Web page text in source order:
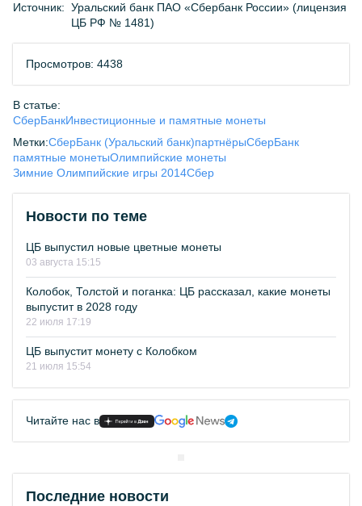
Источник: Уральский банк ПАО «Сбербанк России» (лицензия
ЦБ РФ № 1481)
Просмотров: 4438
В статье:
СберБанкИнвестиционные и памятные монеты
Метки:СберБанк (Уральский банк)партнёрыСберБанк
памятные монетыОлимпийские монеты
Зимние Олимпийские игры 2014Сбер
Новости по теме
ЦБ выпустил новые цветные монеты
03 августа 15:15
Колобок, Толстой и поганка: ЦБ рассказал, какие монеты
выпустит в 2028 году
22 июля 17:19
ЦБ выпустит монету с Колобком
21 июля 15:54
Читайте нас в
Последние новости